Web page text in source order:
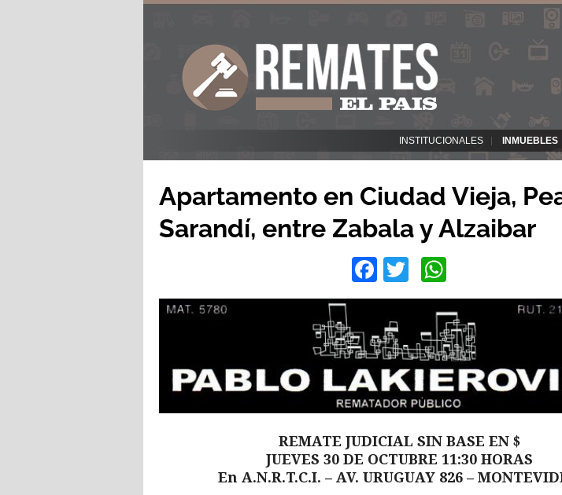
INSTITUCIONALES INMUEBLES
Apartamento en Ciudad Vieja,
Sarandí, entre Zabala y Alzaibar
Facebook
Twitter
REMATE JUDICIAL SIN BASE EN $
JUEVES 30 DE OCTUBRE 11:30 HORAS
En A.N.R.T.C.I. – AV. URUGUAY 826 –